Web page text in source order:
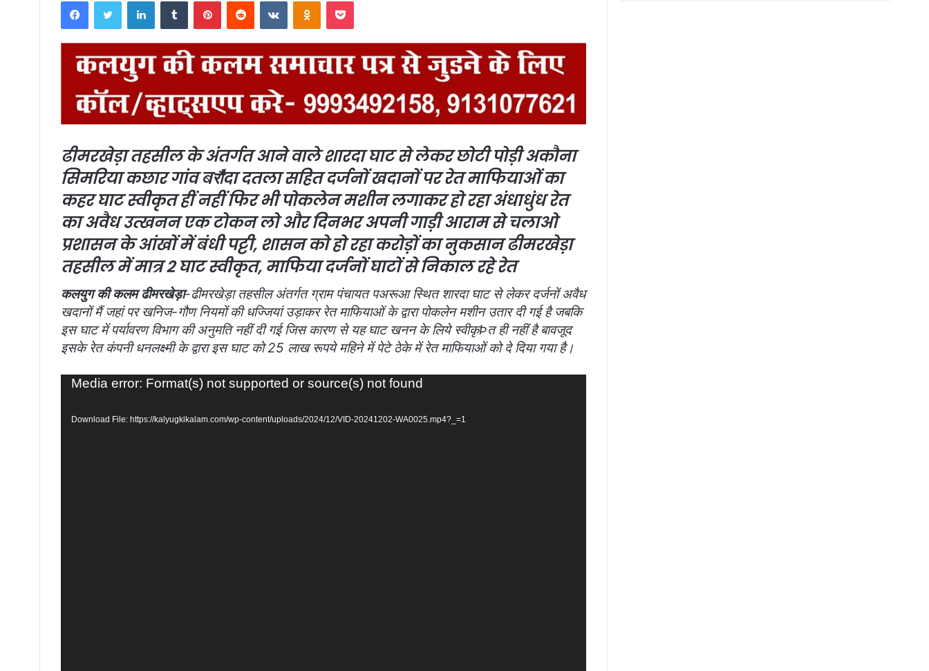
d
a
n
e
m
a
i
ढीमरखेड़ा तहसील के अंतर्गत आने वालेशारदा घाट से लेकर छोटी पोड़ी अकौना
सिमरिया कछार गांव बरौ॑दा दतला सहित दर्जनों खदानों पररेत माफियाओं का
कहरघाट स्वीकृत हीं नहीं फिर भी पोकलेन मशीन लगाकर हो रहा अंधाधुंध रेत
का अवैध उत्खनन एक टोकन लो और दिनभर अपनी गाड़ी आराम से चलाओ
प्रशासन के आंखों में बंधी पट्टी, शासन को हो रहा करोड़ों का नुकसानढीमरखेड़ा
तहसील में मात्र 2 घाट स्वीकृत, माफिया दर्जनों घाटों से निकाल रहे रेत
कलयुग की कलम ढीमरखेड़ा-ढीमरखेड़ा तहसील अंतर्गत ग्राम पंचायत पअरूआ स्थित शारदा घाट से लेकर दर्जनों अवैध
खदानों मैंजहां पर खनिज-गौण नियमों की धज्जियां उड़ाकर रेत माफियाओं के द्वारा पोकलेन मशीन उतार दी गई है जबकि
इस घाट में पर्यावरण विभाग की अनुमति नहीं दी गई जिस कारण से यह घाट खनन के लिये स्वीकृÞत ही नहीं है बावजूद
इसके रेत कंपनी धनलक्ष्मी के द्वारा इस घाट को 25 लाख रूपये महिने में पेटे ठेके में रेत माफियाओं को दे दिया गया है।
Video
Media error: Format(s) not supported or source(s) not found
Download File: https://kalyugkikalam.com/wp-content/uploads/2024/12/VID-20241202-WA0025.mp4?_=1